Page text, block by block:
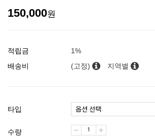
150,000원
적립금
1%
배송비
(고정) 지역별
타입
수량